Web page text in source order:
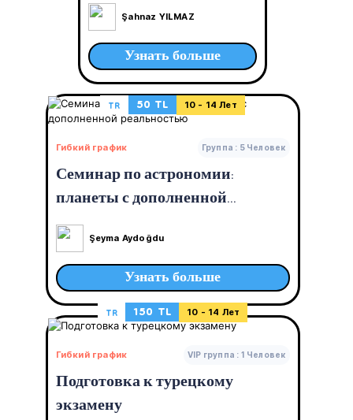
Şahnaz YILMAZ
Узнать больше
TR 50 TL 10 - 14 Лет
Гибкий график Группа : 5 Человек
Семинар по астрономии:
планеты с дополненной
реальностью
Şeyma Aydoğdu
Узнать больше
TR
150 TL 10 - 14 Лет
Гибкий график VIP группа : 1 Человек
Подготовка к турецкому
экзамену